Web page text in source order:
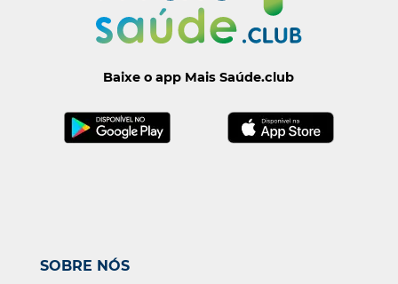
Baixe o app Mais Saúde.club
SOBRE NÓS